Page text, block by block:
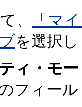
、
「マ
を選択
ィ・モ
フィー